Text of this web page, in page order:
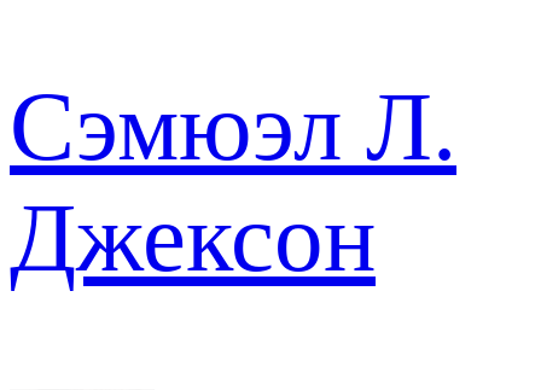
Сэмюэл Л.
Джексон